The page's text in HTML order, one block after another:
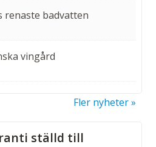
renaste badvatten
vingård
Fler nyheter
ställd till